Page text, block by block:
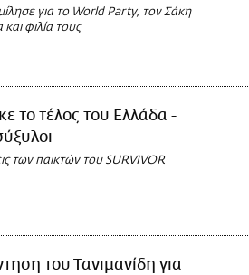
για το World Party, τον Σάκη
και φιλία τους
το τέλος του Ελλάδα -
των παικτών του SURVIVOR
του Τανιμανίδη για